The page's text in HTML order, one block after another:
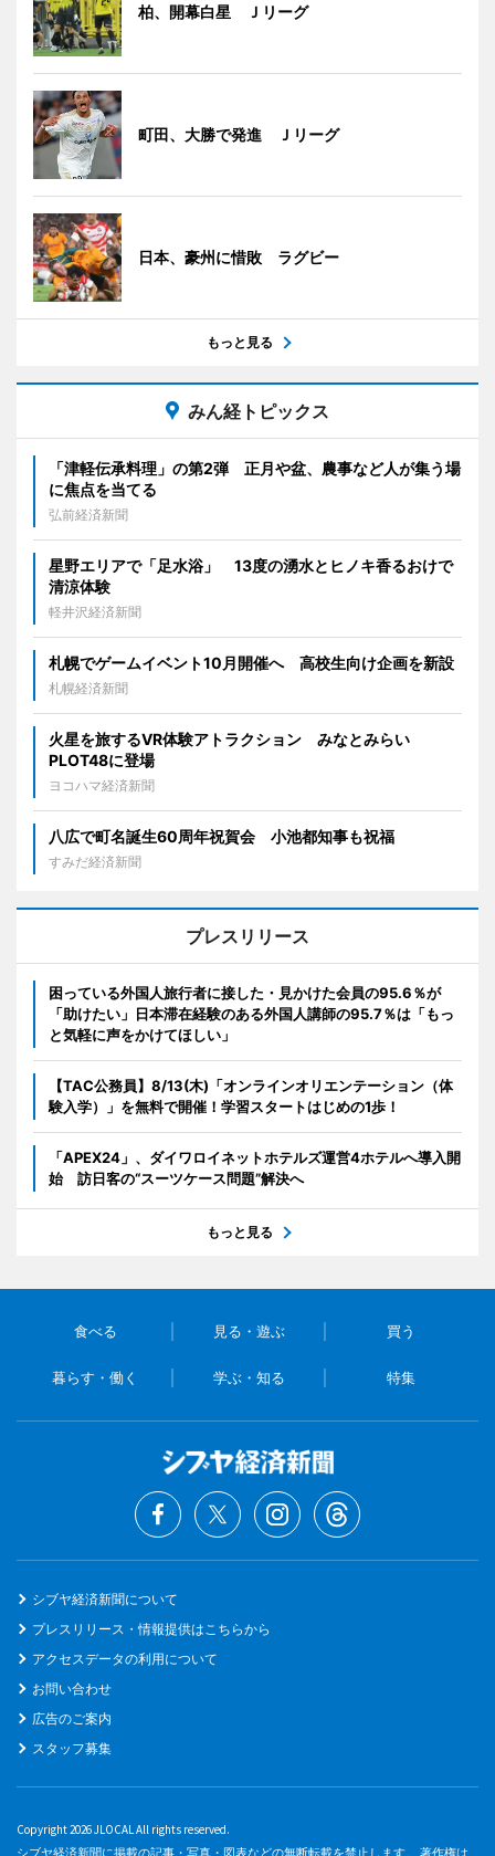
柏、開幕白星 Ｊリーグ
町田、大勝で発進 Ｊリーグ
日本、豪州に惜敗 ラグビー
もっと見る
みん経トピックス
「津軽伝承料理」の第2弾 正月や盆、農事など人が集う場
に焦点を当てる
弘前経済新聞
星野エリアで「足水浴」 13度の湧水とヒノキ香るおけで
清涼体験
軽井沢経済新聞
札幌でゲームイベント10月開催へ 高校生向け企画を新設
札幌経済新聞
火星を旅するVR体験アトラクション みなとみらい
PLOT48に登場
ヨコハマ経済新聞
八広で町名誕生60周年祝賀会 小池都知事も祝福
すみだ経済新聞
プレスリリース
困っている外国人旅行者に接した・見かけた会員の95.6％が
「助けたい」日本滞在経験のある外国人講師の95.7％は「もっ
と気軽に声をかけてほしい」
【TAC公務員】8/13(木)「オンラインオリエンテーション（体
験入学）」を無料で開催！学習スタートはじめの1歩！
「APEX24」、ダイワロイネットホテルズ運営4ホテルへ導入開
始 訪日客の“スーツケース問題”解決へ
もっと見る
食べる 見る・遊ぶ 買う
暮らす・働く 学ぶ・知る 特集
シブヤ経済新聞について
プレスリリース・情報提供はこちらから
アクセスデータの利用について
お問い合わせ
広告のご案内
スタッフ募集
Copyright 2026 JLOCAL All rights reserved.
シブヤ経済新聞に掲載の記事・写真・図表などの無断転載を禁止します。 著作権は